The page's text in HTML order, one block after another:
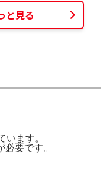
と見る
います。
必要です。